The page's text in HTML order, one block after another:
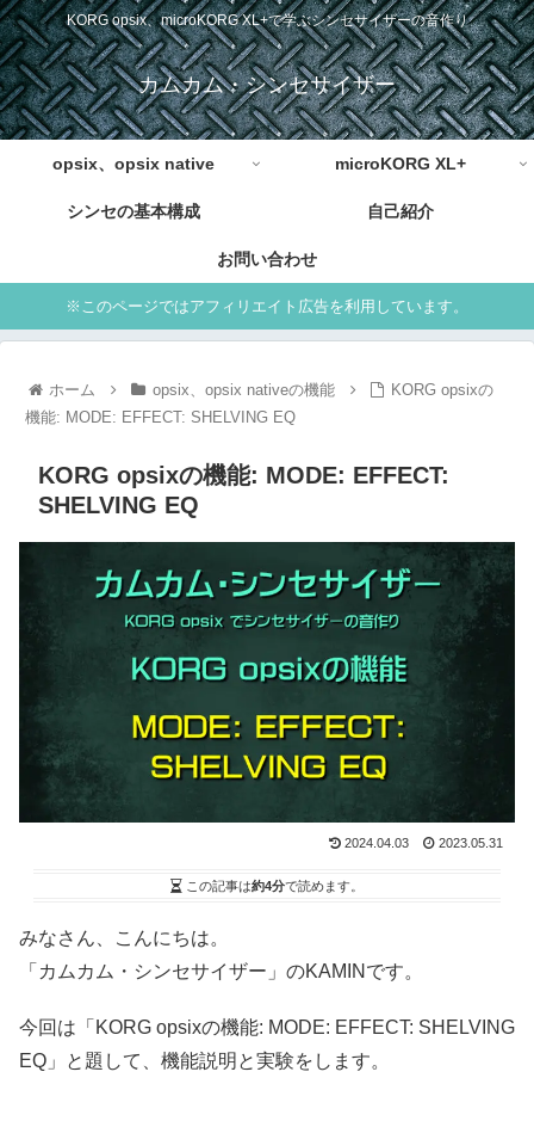
KORG opsix、microKORG XL+で学ぶシンセサイザーの音作り
カムカム・シンセサイザー
opsix、opsix native microKORG XL+
シンセの基本構成 自己紹介
お問い合わせ
※このページではアフィリエイト広告を利用しています。
ホーム opsix、opsix nativeの機能
KORG opsixの
機能: MODE: EFFECT: SHELVING EQ
KORG opsixの機能: MODE: EFFECT:
SHELVING EQ
2024.04.03 2023.05.31
この記事は約4分で読めます。
みなさん、こんにちは。
「カムカム・シンセサイザー」のKAMINです。
今回は「KORG opsixの機能: MODE: EFFECT: SHELVING
EQ」と題して、機能説明と実験をします。